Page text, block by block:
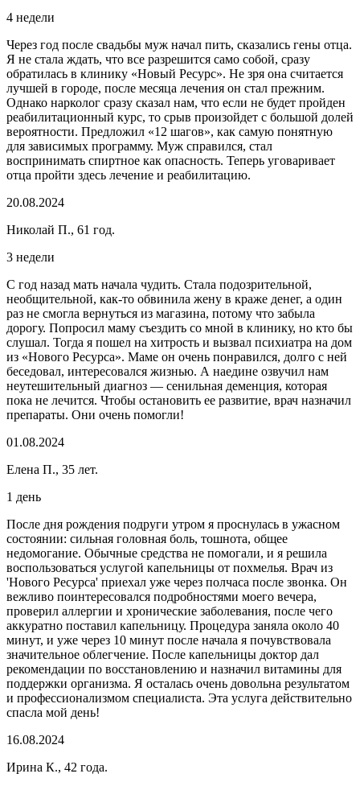
4 недели
Через год после свадьбы муж начал пить, сказались гены отца.
Я не стала ждать, что все разрешится само собой, сразу
обратилась в клинику «Новый Ресурс». Не зря она считается
лучшей в городе, после месяца лечения он стал прежним.
Однако нарколог сразу сказал нам, что если не будет пройден
реабилитационный курс, то срыв произойдет с большой долей
вероятности. Предложил «12 шагов», как самую понятную
для зависимых программу. Муж справился, стал
воспринимать спиртное как опасность. Теперь уговаривает
отца пройти здесь лечение и реабилитацию.
20.08.2024
Николай П., 61 год.
3 недели
С год назад мать начала чудить. Стала подозрительной,
необщительной, как-то обвинила жену в краже денег, а один
раз не смогла вернуться из магазина, потому что забыла
дорогу. Попросил маму съездить со мной в клинику, но кто бы
слушал. Тогда я пошел на хитрость и вызвал психиатра на дом
из «Нового Ресурса». Маме он очень понравился, долго с ней
беседовал, интересовался жизнью. А наедине озвучил нам
неутешительный диагноз — сенильная деменция, которая
пока не лечится. Чтобы остановить ее развитие, врач назначил
препараты. Они очень помогли!
01.08.2024
Елена П., 35 лет.
1 день
После дня рождения подруги утром я проснулась в ужасном
состоянии: сильная головная боль, тошнота, общее
недомогание. Обычные средства не помогали, и я решила
воспользоваться услугой капельницы от похмелья. Врач из
'Нового Ресурса' приехал уже через полчаса после звонка. Он
вежливо поинтересовался подробностями моего вечера,
проверил аллергии и хронические заболевания, после чего
аккуратно поставил капельницу. Процедура заняла около 40
минут, и уже через 10 минут после начала я почувствовала
значительное облегчение. После капельницы доктор дал
рекомендации по восстановлению и назначил витамины для
поддержки организма. Я осталась очень довольна результатом
и профессионализмом специалиста. Эта услуга действительно
спасла мой день!
16.08.2024
Ирина К., 42 года.